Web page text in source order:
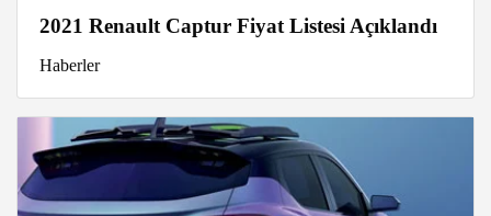
2021 Renault Captur Fiyat Listesi Açıklandı
Haberler